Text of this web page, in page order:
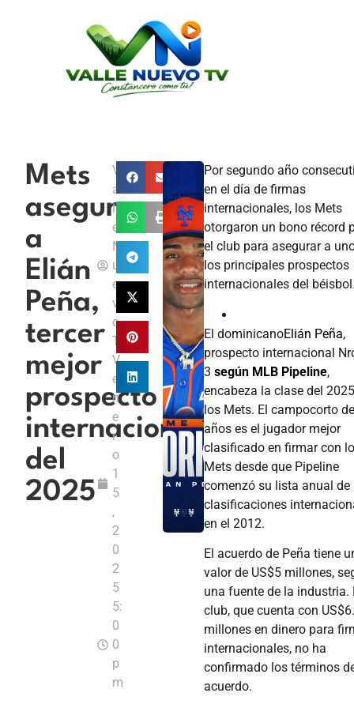
Mets
aseguran
a
Elián
Peña,
tercer
mejor
prospecto
internacional
del
2025
V
a
ll
e
N
u
e
v
o
T
V
e
n
e
r
o
1
5
,
2
0
2
5
5:
0
0
p
m
Por segundo año
en el día de firmas
internacionales, los Mets
otorgaron un bono récord
el club para asegurar a
los principales prospectos
internacionales del béisbol.
El dominicanoElián Peña,
prospecto internacional
3según MLB Pipeline,
encabeza la clase del
los Mets. El campocorto
años es el jugador mejor
clasificado en firmar con
Mets desde que Pipeline
comenzó su lista anual de
clasificaciones
en el 2012.
El acuerdo de Peña tiene
valor de US$5 millones,
una fuente de la industria.
club, que cuenta con
millones en dinero para
internacionales, no ha
confirmado los términos
acuerdo.